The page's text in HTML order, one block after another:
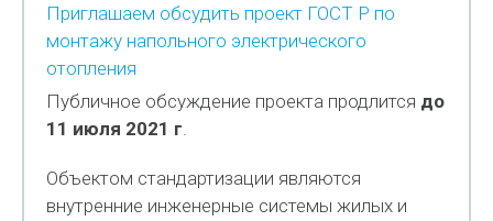
Приглашаем обсудить проект ГОСТ Р по
монтажу напольного электрического
отопления
Публичное обсуждение проекта продлится до
11 июля 2021 г.
Объектом стандартизации являются
внутренние инженерные системы жилых и